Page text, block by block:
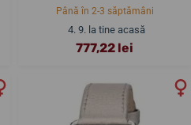
Până în 2-3 săptămâni
4. 9. la tine acasă
777,22 lei